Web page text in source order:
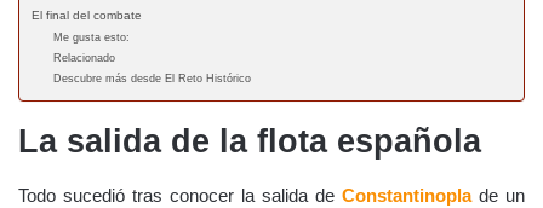
El final del combate
Me gusta esto:
Relacionado
Descubre más desde El Reto Histórico
La salida de la flota española
Todo sucedió tras conocer la salida de Constantinoplade un